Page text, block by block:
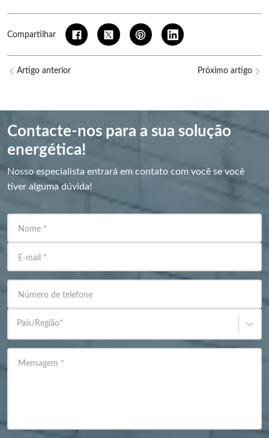
Compartilhar
Artigo anterior Próximo artigo
Contacte-nos para a sua solução
energética!
Nosso especialista entrará em contato com você se você
tiver alguma dúvida!
Nome *
E-mail *
Número de telefone
País/Região*
Mensagem *